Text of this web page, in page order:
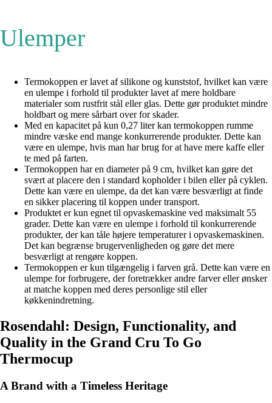
Ulemper
Termokoppen er lavet af silikone og kunststof, hvilket kan være
en ulempe i forhold til produkter lavet af mere holdbare
materialer som rustfrit stål eller glas. Dette gør produktet mindre
holdbart og mere sårbart over for skader.
Med en kapacitet på kun 0,27 liter kan termokoppen rumme
mindre væske end mange konkurrerende produkter. Dette kan
være en ulempe, hvis man har brug for at have mere kaffe eller
te med på farten.
Termokoppen har en diameter på 9 cm, hvilket kan gøre det
svært at placere den i standard kopholder i bilen eller på cyklen.
Dette kan være en ulempe, da det kan være besværligt at finde
en sikker placering til koppen under transport.
Produktet er kun egnet til opvaskemaskine ved maksimalt 55
grader. Dette kan være en ulempe i forhold til konkurrerende
produkter, der kan tåle højere temperaturer i opvaskemaskinen.
Det kan begrænse brugervenligheden og gøre det mere
besværligt at rengøre koppen.
Termokoppen er kun tilgængelig i farven grå. Dette kan være en
ulempe for forbrugere, der foretrækker andre farver eller ønsker
at matche koppen med deres personlige stil eller
køkkenindretning.
Rosendahl: Design, Functionality, and
Quality in the Grand Cru To Go
Thermocup
A Brand with a Timeless Heritage